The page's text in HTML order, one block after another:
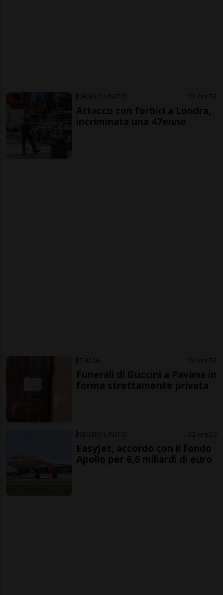
REGNO UNITO 2 ore 3
Attacco con forbici a Londra,
incriminata una 47enne
ITALIA 2 ore 3
Funerali di Guccini a Pavana in
forma strettamente privata
REGNO UNITO 2 ore 3
EasyJet, accordo con il fondo
Apollo per 6,6 miliardi di euro